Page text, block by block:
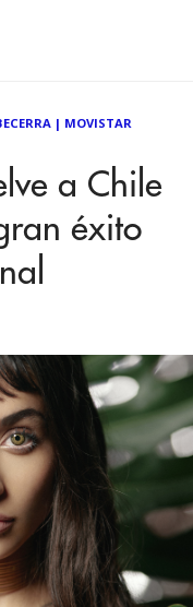
| MOVISTAR
a Chile
éxito